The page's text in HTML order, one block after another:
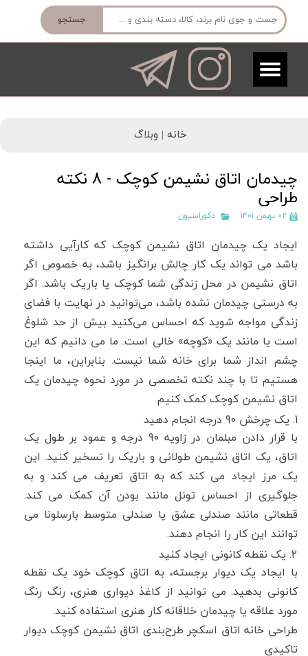
جستجو
خانه | وبلاگ
چیدمان اتاق نشیمن کوچک - 8 نکته
طراحی
۰۲ بهمن ۱۴۰۱ دکوراسیون
ایجاد یک چیدمان اتاق نشیمن کوچک که کارآیی داشته
باشد می تواند یک کار چالش برانگیز باشد، به خصوص اگر
اتاق نشیمن در محل زندگی شما کوچک یا باریک باشد. اگر
به درستی چیدمان نشده باشد، می‌توانید در نهایت با فضای
زندگی مواجه شوید که احساس می‌کنید بیش از حد شلوغ
است یا مانند یک «کوچه» خالی است. ما می دانیم که این
چشم انداز شما برای خانه شما نیست. بنابراین، ما اینجا
هستیم تا با چند نکته تخصصی در مورد نحوه چیدمان یک
اتاق نشیمن کوچک کمک کنیم.
1. یک چرخش 90 درجه انجام دهید
با قرار دادن مبلمان در زاویه 90 درجه و عمود بر طول یک
اتاق، یک اتاق نشیمن طولانی و باریک را تسخیر کنید. این
یک مرز ایجاد می کند که به اتاق تعریف می کند و به
جلوگیری از احساس تونل مانند بودن آن کمک می کند.
قطعاتی مانند صندلی عشق یا صندلی متوسط ​​بارسلونا می
توانند این کار را انجام دهند.
2. یک نقطه کانونی ایجاد کنید
با ایجاد یک دیوار برجسته، به اتاق کوچک خود یک نقطه
کانونی بدهید. می توانید از کاغذ دیواری هنری، رنگ رنگ
مورد علاقه یا چیدمان خلاقانه کار هنری استفاده کنید.
طراحی خانه اتاق اسکچر طرح‌بندی اتاق نشیمن کوچک دیوار
تاکیدی